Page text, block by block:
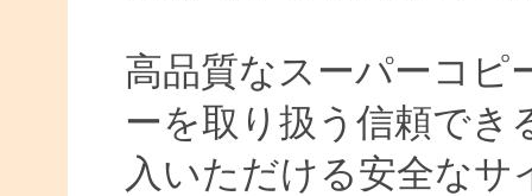
高品質なスーパーコピ
ーを取り扱う信頼でき
入いただける安全な